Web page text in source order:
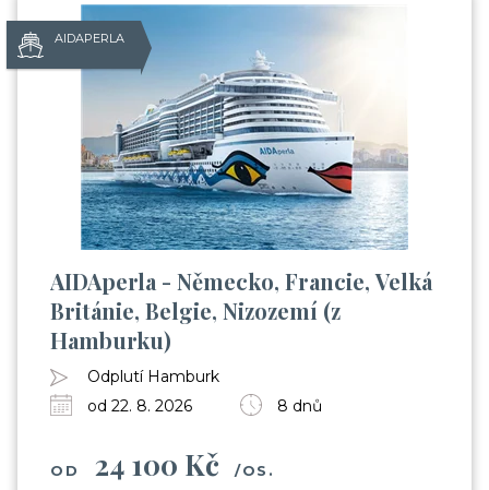
AIDAPERLA
AIDAperla - Německo, Francie, Velká
Británie, Belgie, Nizozemí (z
Hamburku)
Odplutí Hamburk
od 22. 8. 2026
8 dnů
OD 24 100 Kč /OS.